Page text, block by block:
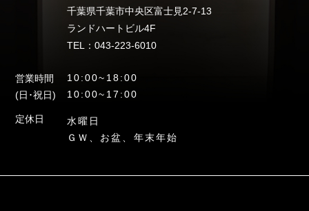
千葉県千葉市中央区富士見2-7-13
ランドハートビル4F
TEL：043-223-6010
営業時間
10:00~18:00
(日･祝日)
10:00~17:00
定休日
水曜日
ＧＷ、お盆、年末年始